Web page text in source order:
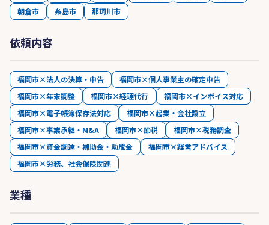
朝倉市
糸島市 那珂川市
依頼内容
福岡市×法人の決算・申告
福岡市×個人事業主の確定申告
福岡市×年末調整
福岡市×経理代行
福岡市×インボイス対応
福岡市×電子帳簿保存法対応
福岡市×起業・会社設立
福岡市×事業承継・M&A
福岡市×節税
福岡市×税務調査
福岡市×資金調達・補助金・助成金
福岡市×経営アドバイス
福岡市×労務、社会保険関連
業種